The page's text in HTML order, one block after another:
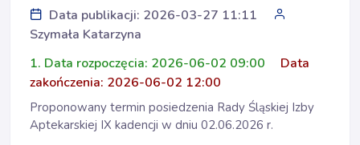
Data publikacji: 2026-03-27 11:11
Szymała Katarzyna
1. Data rozpoczęcia: 2026-06-02 09:00
Data
zakończenia: 2026-06-02 12:00
Proponowany termin posiedzenia Rady Śląskiej Izby
Aptekarskiej IX kadencji w dniu 02.06.2026 r.